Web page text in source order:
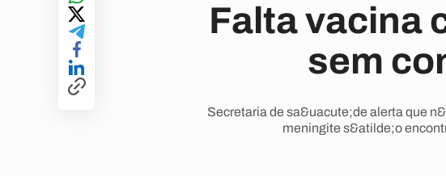
Falta vacina
sem
Secretaria de sa&uacute;de alerta que
meningite s&atilde;o